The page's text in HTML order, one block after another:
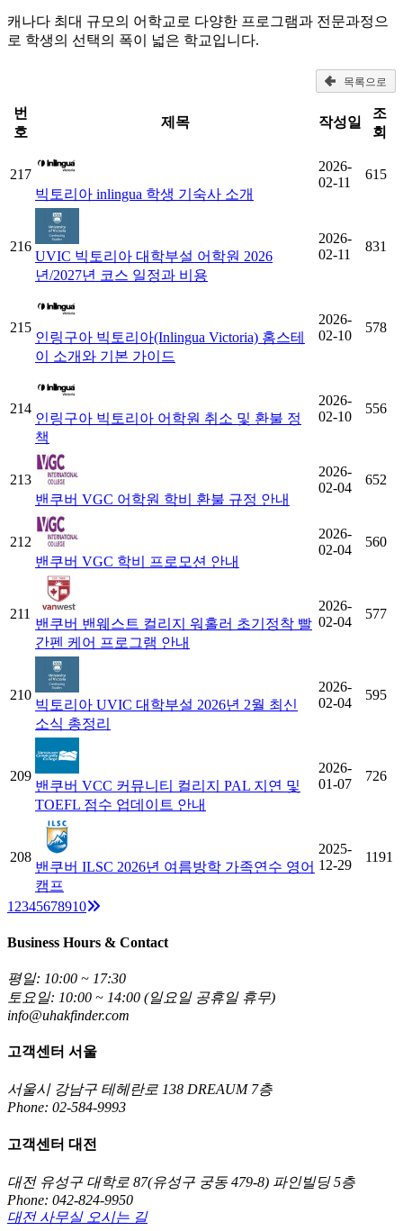
캐나다 최대 규모의 어학교로 다양한 프로그램과 전문과정으
로 학생의 선택의 폭이 넓은 학교입니다.
목록으로
번
호
제목 작성일
조
회
217
빅토리아 inlingua 학생 기숙사 소개
2026-
02-11
615
216
UVIC 빅토리아 대학부설 어학원 2026
년/2027년 코스 일정과 비용
2026-
02-11
831
215
인링구아 빅토리아(Inlingua Victoria) 홈스테
이 소개와 기본 가이드
2026-
02-10
578
214
인링구아 빅토리아 어학원 취소 및 환불 정
책
2026-
02-10
556
213
밴쿠버 VGC 어학원 학비 환불 규정 안내
2026-
02-04
652
212
밴쿠버 VGC 학비 프로모션 안내
2026-
02-04
560
211
밴쿠버 밴웨스트 컬리지 워홀러 초기정착 빨
간펜 케어 프로그램 안내
2026-
02-04
577
210
빅토리아 UVIC 대학부설 2026년 2월 최신
소식 총정리
2026-
02-04
595
209
밴쿠버 VCC 커뮤니티 컬리지 PAL 지연 및
TOEFL 점수 업데이트 안내
2026-
01-07
726
208
밴쿠버 ILSC 2026년 여름방학 가족연수 영어
캠프
2025-
12-29
1191
12345678910Next
Business Hours & Contact
평일: 10:00 ~ 17:30
토요일: 10:00 ~ 14:00 (일요일 공휴일 휴무)
info@uhakfinder.com
고객센터 서울
서울시 강남구 테헤란로 138 DREAUM 7층
Phone: 02-584-9993
고객센터 대전
대전 유성구 대학로 87(유성구 궁동 479-8) 파인빌딩 5층
Phone: 042-824-9950
대전 사무실 오시는 길